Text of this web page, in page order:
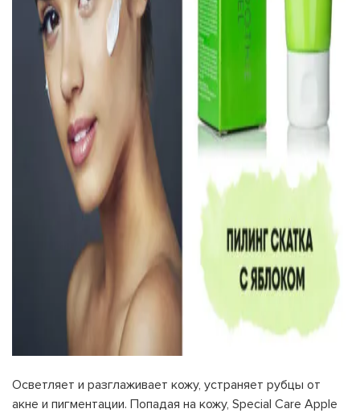
Осветляет и разглаживает кожу, устраняет рубцы от
акне и пигментации. Попадая на кожу, Special Care Apple